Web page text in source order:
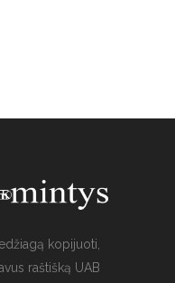
kopijuoti,
raštišką UAB